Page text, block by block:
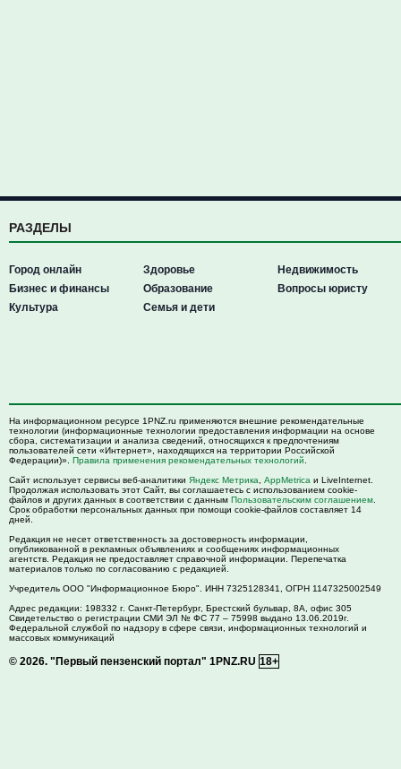
РАЗДЕЛЫ
Город онлайн
Бизнес и финансы
Культура
Здоровье
Образование
Семья и дети
Недвижимость
Вопросы юристу
На информационном ресурсе 1PNZ.ru применяются внешние рекомендательные
технологии (информационные технологии предоставления информации на основе
сбора, систематизации и анализа сведений, относящихся к предпочтениям
пользователей сети «Интернет», находящихся на территории Российской
Федерации)». Правила применения рекомендательных технологий
Сайт использует сервисы веб-аналитики Яндекс Метрика AppMetrica и LiveInternet.
Продолжая использовать этот Сайт, вы соглашаетесь с использованием cookie-
файлов и других данных в соответствии с данным Пользовательским соглашением
Срок обработки персональных данных при помощи cookie-файлов составляет 14
дней.
Редакция не несет ответственность за достоверность информации,
опубликованной в рекламных объявлениях и сообщениях информационных
агентств. Редакция не предоставляет справочной информации. Перепечатка
материалов только по согласованию с редакцией.
Учредитель ООО "Информационное Бюро". ИНН 7325128341, ОГРН 1147325002549
Адрес редакции: 198332 г. Санкт-Петербург, Брестский бульвар, 8А, офис 305
Свидетельство о регистрации СМИ ЭЛ № ФС 77 – 75998 выдано 13.06.2019г.
Федеральной службой по надзору в сфере связи, информационных технологий и
массовых коммуникаций
© 2026. "Первый пензенский портал" 1PNZ.RU 18+